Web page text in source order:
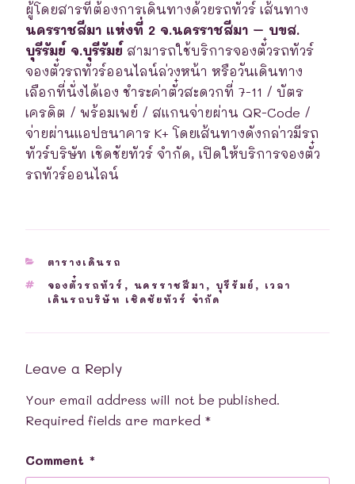
ผู้โดยสารที่ต้องการเดินทางด้วยรถทัวร์ เส้นทาง
นครราชสีมา แห่งที่ 2 จ.นครราชสีมา – บขส.
บุรีรัมย์ จ.บุรีรัมย์ สามารถใช้บริการจองตั๋วรถทัวร์
จองตั๋วรถทัวร์ออนไลน์ล่วงหน้า หรือวันเดินทาง
เลือกที่นั่งได้เอง ชำระค่าตั๋วสะดวกที่ 7-11 / บัตร
เครดิต / พร้อมเพย์ / สแกนจ่ายผ่าน QR-Code /
จ่ายผ่านแอปธนาคาร K+ โดยเส้นทางดังกล่าวมีรถ
ทัวร์บริษัท เชิดชัยทัวร์ จำกัด, เปิดให้บริการจองตั๋ว
รถทัวร์ออนไลน์
CATEGORIES
ตารางเดินรถ
TAGS
จองตั๋วรถทัวร์ , นครราชสีมา , บุรีรัมย์ , เวลา
เดินรถบริษัท เชิดชัยทัวร์ จำกัด
Leave a Reply
Your email address will not be published.
Required fields are marked *
Comment *